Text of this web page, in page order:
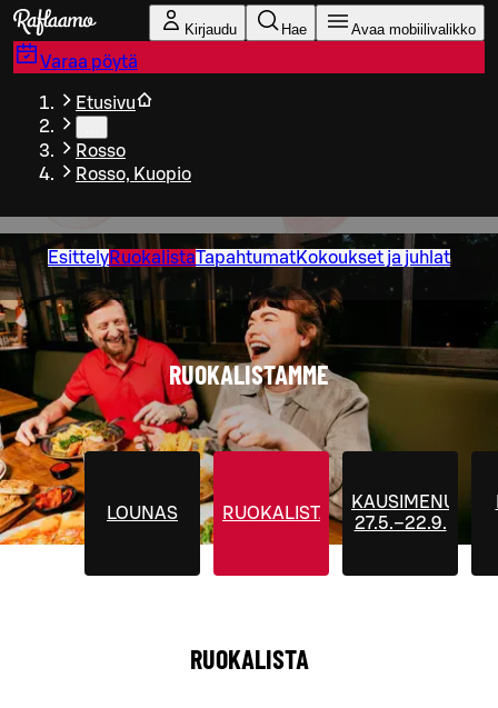
Siirry pääsisältöön
Kirjaudu Hae Avaa mobiilivalikko
Varaa pöytä
Etusivu
Rosso
Rosso, Kuopio
EsittelyRuokalistaTapahtumatKokoukset ja juhlat
RUOKALISTAMME
LOUNAS RUOKALISTA
KAUSIMENUT
27.5.–22.9.
RUOKALISTA